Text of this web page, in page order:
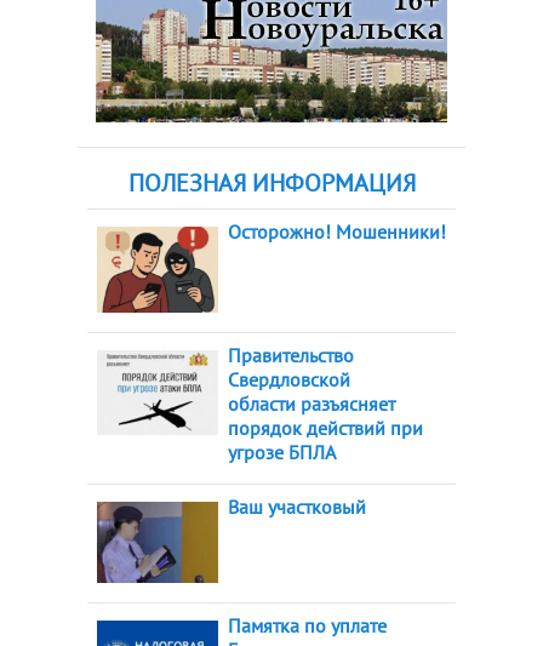
ПОЛЕЗНАЯ ИНФОРМАЦИЯ
Осторожно! Мошенники!
Правительство
Свердловской
области разъясняет
порядок действий при
угрозе БПЛА
Ваш участковый
Памятка по уплате